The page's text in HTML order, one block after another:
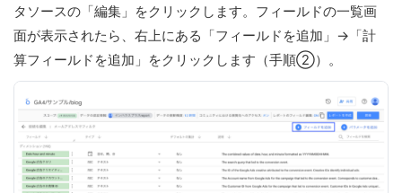
タソースの「編集」をクリックします。フィールドの一覧画
面が表示されたら、右上にある「フィールドを追加」→「計
算フィールドを追加」をクリックします（手順②）。